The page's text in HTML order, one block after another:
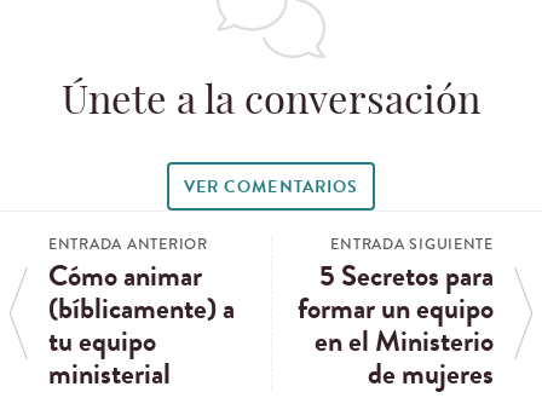
Únete a la conversación
VER COMENTARIOS
ENTRADA ANTERIOR
Cómo animar
(bíblicamente) a
tu equipo
ministerial
ENTRADA SIGUIENTE
5 Secretos para
formar un equipo
en el Ministerio
de mujeres